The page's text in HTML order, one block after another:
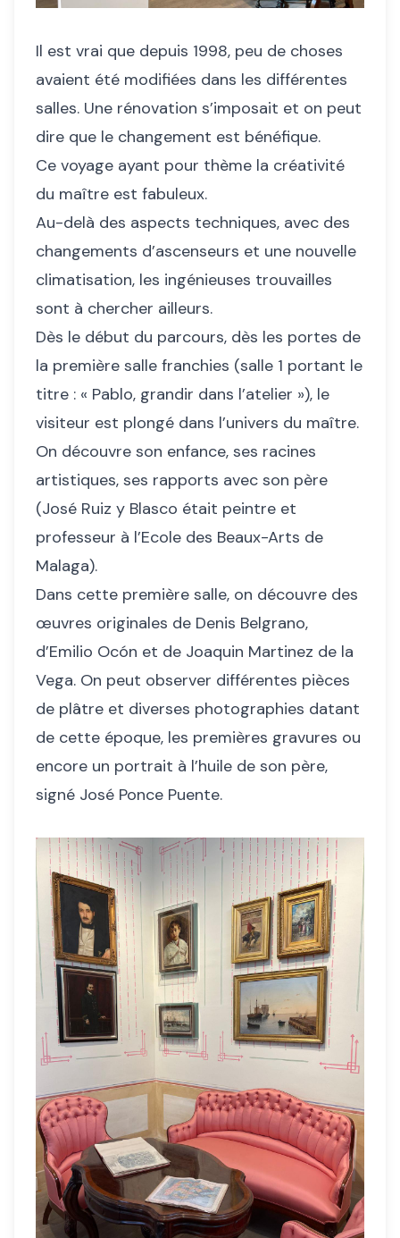
Il est vrai que depuis 1998, peu de choses
avaient été modifiées dans les différentes
salles. Une rénovation s’imposait et on peut
dire que le changement est bénéfique.
Ce voyage ayant pour thème la créativité
du maître est fabuleux.
Au-delà des aspects techniques, avec des
changements d’ascenseurs et une nouvelle
climatisation, les ingénieuses trouvailles
sont à chercher ailleurs.
Dès le début du parcours, dès les portes de
la première salle franchies (salle 1 portant le
titre : « Pablo, grandir dans l’atelier »), le
visiteur est plongé dans l’univers du maître.
On découvre son enfance, ses racines
artistiques, ses rapports avec son père
(José Ruiz y Blasco était peintre et
professeur à l’Ecole des Beaux-Arts de
Malaga).
Dans cette première salle, on découvre des
œuvres originales de Denis Belgrano,
d’Emilio Ocón et de Joaquin Martinez de la
Vega. On peut observer différentes pièces
de plâtre et diverses photographies datant
de cette époque, les premières gravures ou
encore un portrait à l’huile de son père,
signé José Ponce Puente.